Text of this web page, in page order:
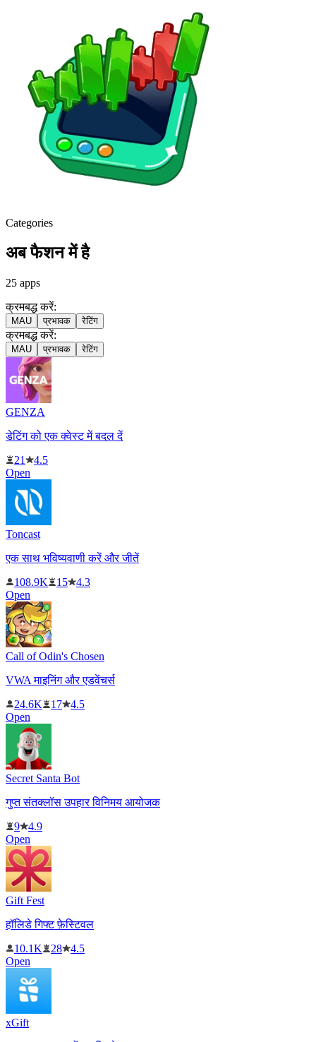
Categories
अब फैशन में है
25 apps
क्रमबद्ध करें:
MAU प्रभावक रेटिंग
क्रमबद्ध करें:
MAU प्रभावक रेटिंग
GENZA
डेटिंग को एक क्वेस्ट में बदल दें
21
4.5
Open
Toncast
एक साथ भविष्यवाणी करें और जीतें
108.9K
15
4.3
Open
Call of Odin's Chosen
VWA माइनिंग और एडवेंचर्स
24.6K
17
4.5
Open
Secret Santa Bot
गुप्त संतक्लॉस उपहार विनिमय आयोजक
9
4.9
Open
Gift Fest
हॉलिडे गिफ्ट फ़ेस्टिवल
10.1K
28
4.5
Open
xGift